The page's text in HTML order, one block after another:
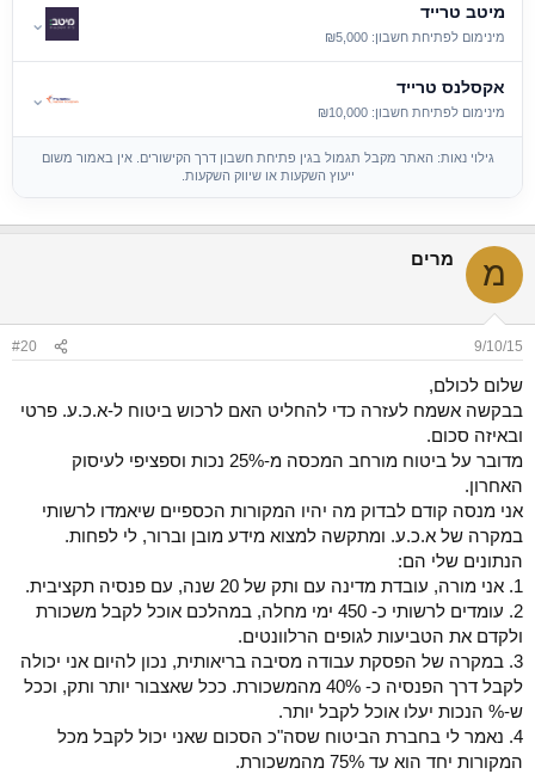
מיטב טרייד
מינימום לפתיחת חשבון: ₪5,000
⌄
אקסלנס טרייד
מינימום לפתיחת חשבון: ₪10,000
⌄
גילוי נאות: האתר מקבל תגמול בגין פתיחת חשבון דרך הקישורים. אין באמור משום
ייעוץ השקעות או שיווק השקעות.
מ מרים
9/10/15
#20
שלום לכולם,
בבקשה אשמח לעזרה כדי להחליט האם לרכוש ביטוח ל-א.כ.ע. פרטי
ובאיזה סכום.
מדובר על ביטוח מורחב המכסה מ-25% נכות וספציפי לעיסוק
האחרון.
אני מנסה קודם לבדוק מה יהיו המקורות הכספיים שיאמדו לרשותי
במקרה של א.כ.ע. ומתקשה למצוא מידע מובן וברור, לי לפחות.
הנתונים שלי הם:
1. אני מורה, עובדת מדינה עם ותק של 20 שנה, עם פנסיה תקציבית.
2. עומדים לרשותי כ- 450 ימי מחלה, במהלכם אוכל לקבל משכורת
ולקדם את הטביעות לגופים הרלוונטים.
3. במקרה של הפסקת עבודה מסיבה בריאותית, נכון להיום אני יכולה
לקבל דרך הפנסיה כ- 40% מהמשכורת. ככל שאצבור יותר ותק, וככל
ש-% הנכות יעלו אוכל לקבל יותר.
4. נאמר לי בחברת הביטוח שסה"כ הסכום שאני יכול לקבל מכל
המקורות יחד הוא עד 75% מהמשכורת.